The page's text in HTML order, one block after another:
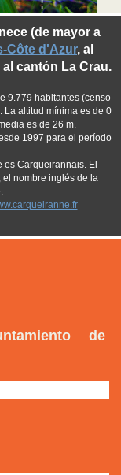
de
(de mayor a
Côte d'Azur, al
cantón La Crau.
9.779 habitantes (censo
La altitud mínima es de 0
es de 26 m.
1997 para el período
Carqueirannais. El
nombre inglés de la